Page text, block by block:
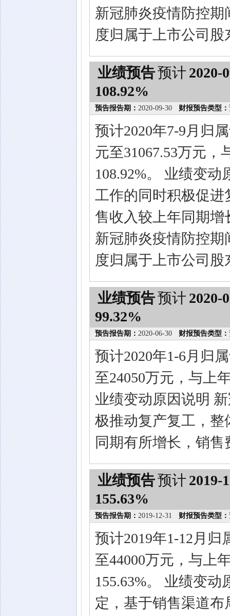
新冠肺炎疫情防控期
度归属于上市公司
业绩预告预计 2020-
108.92%
预告报告期： 2020-09-30 财报预告类型：
预计2020年7-9月归
元至31067.53万元，
108.92%。 业绩变
工作的同时积极促
售收入较上年同期
新冠肺炎疫情防控期
度归属于上市公司
业绩预告预计 2020-
99.32%
预告报告期： 2020-06-30 财报预告类型：
预计2020年1-6月归
至24050万元，与上
业绩变动原因说明
极推动复产复工，
同期有所增长，销
业绩预告预计 2019-
155.63%
预告报告期： 2019-12-31 财报预告类型：
预计2019年1-12月
至44000万元，与上
155.63%。 业绩变
定，基于销售渠道布